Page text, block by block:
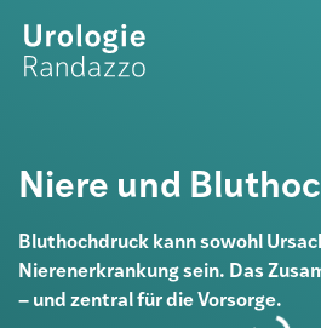
Niere und
Bluthochdruck kann sowohl
Nierenerkrankung sein. Das
– und zentral für die Vorsorge.